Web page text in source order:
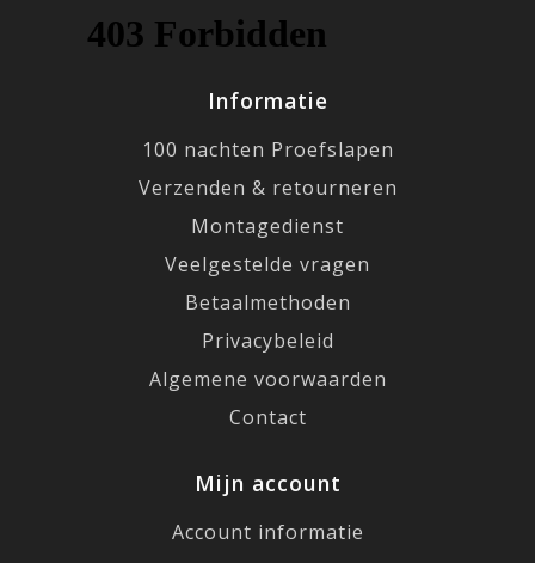
Informatie
100 nachten Proefslapen
Verzenden & retourneren
Montagedienst
Veelgestelde vragen
Betaalmethoden
Privacybeleid
Algemene voorwaarden
Contact
Mijn account
Account informatie